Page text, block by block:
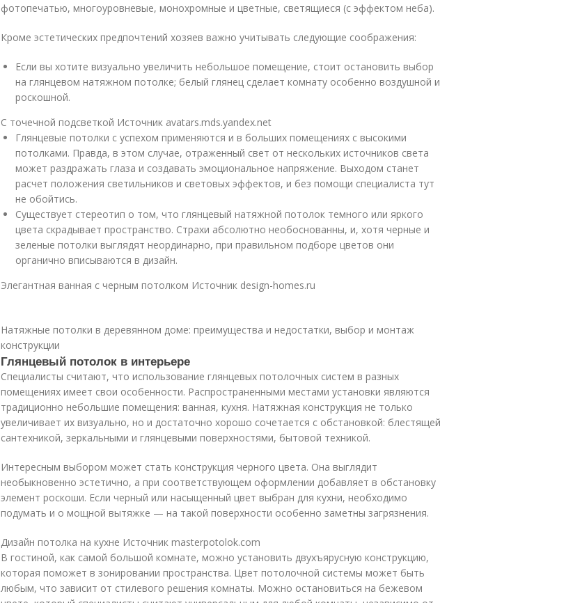
фотопечатью, многоуровневые, монохромные и цветные, светящиеся (с эффектом неба).
Кроме эстетических предпочтений хозяев важно учитывать следующие соображения:
Если вы хотите визуально увеличить небольшое помещение, стоит остановить выбор
на глянцевом натяжном потолке; белый глянец сделает комнату особенно воздушной и
роскошной.
С точечной подсветкой Источник avatars.mds.yandex.net
Глянцевые потолки с успехом применяются и в больших помещениях с высокими
потолками. Правда, в этом случае, отраженный свет от нескольких источников света
может раздражать глаза и создавать эмоциональное напряжение. Выходом станет
расчет положения светильников и световых эффектов, и без помощи специалиста тут
не обойтись.
Существует стереотип о том, что глянцевый натяжной потолок темного или яркого
цвета скрадывает пространство. Страхи абсолютно необоснованны, и, хотя черные и
зеленые потолки выглядят неординарно, при правильном подборе цветов они
органично вписываются в дизайн.
Элегантная ванная с черным потолком Источник design-homes.ru
Натяжные потолки в деревянном доме: преимущества и недостатки, выбор и монтаж
конструкции
Глянцевый потолок в интерьере
Специалисты считают, что использование глянцевых потолочных систем в разных
помещениях имеет свои особенности. Распространенными местами установки являются
традиционно небольшие помещения: ванная, кухня. Натяжная конструкция не только
увеличивает их визуально, но и достаточно хорошо сочетается с обстановкой: блестящей
сантехникой, зеркальными и глянцевыми поверхностями, бытовой техникой.
Интересным выбором может стать конструкция черного цвета. Она выглядит
необыкновенно эстетично, а при соответствующем оформлении добавляет в обстановку
элемент роскоши. Если черный или насыщенный цвет выбран для кухни, необходимо
подумать и о мощной вытяжке — на такой поверхности особенно заметны загрязнения.
Дизайн потолка на кухне Источник masterpotolok.com
В гостиной, как самой большой комнате, можно установить двухъярусную конструкцию,
которая поможет в зонировании пространства. Цвет потолочной системы может быть
любым, что зависит от стилевого решения комнаты. Можно остановиться на бежевом